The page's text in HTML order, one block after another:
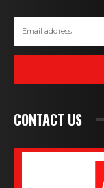
CONTACT US